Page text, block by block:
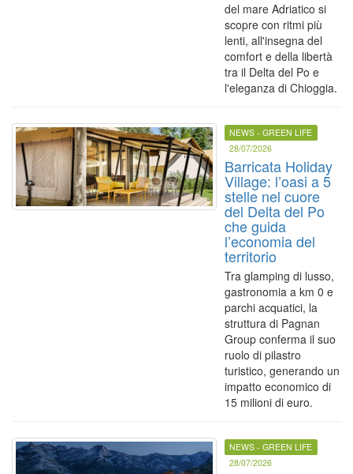
del mare Adriatico si
scopre con ritmi più
lenti, all'insegna del
comfort e della libertà
tra il Delta del Po e
l'eleganza di Chioggia.
NEWS - GREEN LIFE
28/07/2026
Barricata Holiday
Village: l’oasi a 5
stelle nel cuore
del Delta del Po
che guida
l’economia del
territorio
Tra glamping di lusso,
gastronomia a km 0 e
parchi acquatici, la
struttura di Pagnan
Group conferma il suo
ruolo di pilastro
turistico, generando un
impatto economico di
15 milioni di euro.
NEWS - GREEN LIFE
28/07/2026